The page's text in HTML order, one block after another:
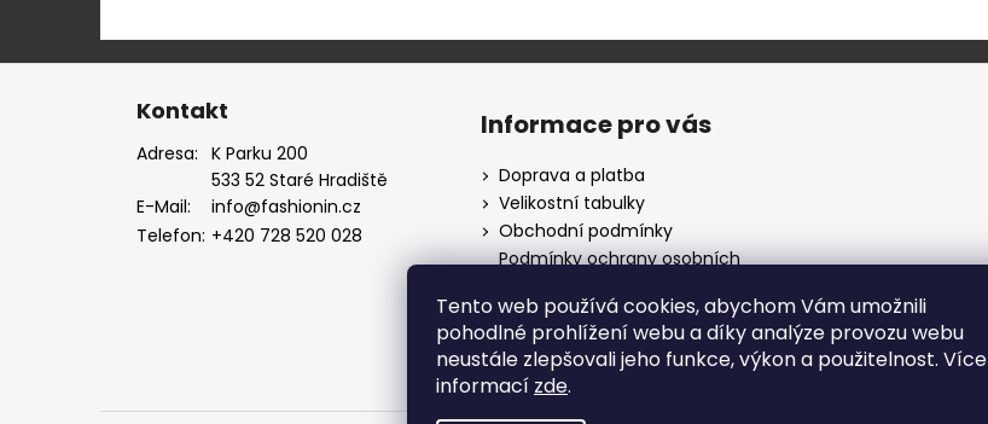
Tento web používá cookies, abychom Vám umožnili
pohodlné prohlížení webu a díky analýze provozu webu
neustále zlepšovali jeho funkce, výkon a použitelnost. Více
informací zde.
Kontakt
Adresa: K Parku 200
533 52 Staré Hradiště
E-Mail:
info@fashionin.cz
Telefon: +420 728 520 028
Informace pro vás
Doprava a platba
Velikostní tabulky
Obchodní podmínky
Podmínky ochrany osobních
Máte nějaké otázky ?